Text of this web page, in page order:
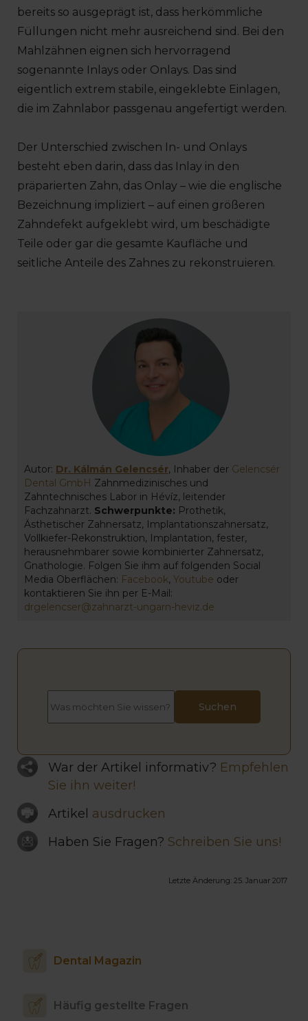
bereits so ausgeprägt ist, dass herkömmliche
Füllungen nicht mehr ausreichend sind. Bei den
Mahlzähnen eignen sich hervorragend
sogenannte Inlays oder Onlays. Das sind
eigentlich extrem stabile, eingeklebte Einlagen,
die im Zahnlabor passgenau angefertigt werden.
Der Unterschied zwischen In- und Onlays
besteht eben darin, dass das Inlay in den
präparierten Zahn, das Onlay – wie die englische
Bezeichnung impliziert – auf einen größeren
Zahndefekt aufgeklebt wird, um beschädigte
Teile oder gar die gesamte Kaufläche und
seitliche Anteile des Zahnes zu rekonstruieren.
Autor: Dr. Kálmán Gelencsér, Inhaber der Gelencsér
Dental GmbH Zahnmedizinisches und
Zahntechnisches Labor in Hévíz, leitender
Fachzahnarzt. Schwerpunkte: Prothetik,
Ästhetischer Zahnersatz, Implantationszahnersatz,
Vollkiefer-Rekonstruktion, Implantation, fester,
herausnehmbarer sowie kombinierter Zahnersatz,
Gnathologie. Folgen Sie ihm auf folgenden Social
Media Oberflächen: Facebook, Youtube oder
kontaktieren Sie ihn per E-Mail:
drgelencser@zahnarzt-ungarn-heviz.de
War der Artikel informativ? Empfehlen
Sie ihn weiter!
Artikel ausdrucken
Haben Sie Fragen? Schreiben Sie uns!
Letzte Änderung: 25. Januar 2017
Dental Magazin
Häufig gestellte Fragen